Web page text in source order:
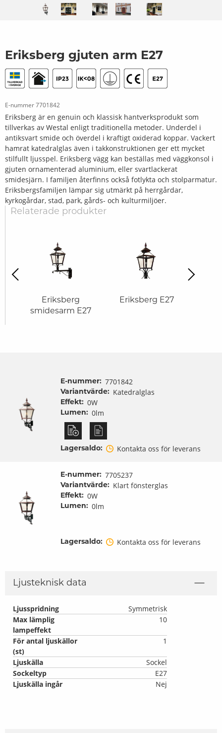
Eriksberg gjuten arm E27
E-nummer7701842
Eriksberg är en genuin och klassisk hantverksprodukt som
tillverkas av Westal enligt traditionella metoder. Underdel i
antiksvart smide och överdel i kraftigt oxiderad koppar. Vackert
hamrat katedralglas även i takkonstruktionen ger ett mycket
stilfullt ljusspel. Eriksberg vägg kan beställas med väggkonsol i
gjuten ornamenterad aluminium, eller svartlackerat
smidesjärn. I familjen återfinns också fotlykta och stolparmatur.
Eriksbergsfamiljen lämpar sig utmärkt på herrgårdar,
kyrkogårdar, stad, park, gårds- och kulturmiljöer.
Relaterade produkter
Eriksberg
smidesarm E27
Eriksberg E27
Next
E-nummer: 7701842
Variantvärde: Katedralglas
Effekt: 0W
Lumen: 0lm
Lagersaldo: Kontakta oss för leverans
E-nummer: 7705237
Variantvärde: Klart fönsterglas
Effekt: 0W
Lumen: 0lm
Lagersaldo: Kontakta oss för leverans
Ljusteknisk data
Ljusspridning
Symmetrisk
Max lämplig
lampeffekt
10
För antal ljuskällor
(st)
1
Ljuskälla
Sockel
Sockeltyp
E27
Ljuskälla ingår
Nej